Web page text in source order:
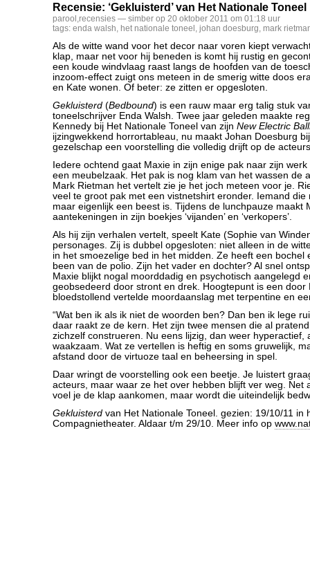
Recensie: ‘Gekluisterd’ van Het Nationale Toneel
parool ,recensies — simber op 20 oktober 2011 om 01:18 uur
tags: enda walsh, het nationale toneel , johan doesburg, mark
Als de witte wand voor het decor naar voren kiept
klap, maar net voor hij beneden is komt hij rustig en
een koude windvlaag raast langs de hoofden van de
inzoom-effect zuigt ons meteen in de smerig witte doos
en Kate wonen. Of beter: ze zitten er opgesloten.
Gekluisterd (Bedbound) is een rauw maar erg talig stuk
toneelschrijver Enda Walsh. Twee jaar geleden maakte
Kennedy bij Het Nationale Toneel van zijn New Electric
ijzingwekkend horrortableau, nu maakt Johan Doesburg
gezelschap een voorstelling die volledig drijft op de
Iedere ochtend gaat Maxie in zijn enige pak naar zijn
een meubelzaak. Het pak is nog klam van het wassen de
Mark Rietman het vertelt zie je het joch meteen voor je.
veel te groot pak met een vistnetshirt eronder. Iemand die
maar eigenlijk een beest is. Tijdens de lunchpauze maakt
aantekeningen in zijn boekjes ‘vijanden’ en ‘verkopers’.
Als hij zijn verhalen vertelt, speelt Kate (Sophie van
personages. Zij is dubbel opgesloten: niet alleen in de
in het smoezelige bed in het midden. Ze heeft een bochel
been van de polio. Zijn het vader en dochter? Al snel
Maxie blijkt nogal moorddadig en psychotisch aangelegd
geobsedeerd door stront en drek. Hoogtepunt is een door
bloedstollend vertelde moordaanslag met terpentine en
“Wat ben ik als ik niet de woorden ben? Dan ben ik lege
daar raakt ze de kern. Het zijn twee mensen die al
zichzelf construeren. Nu eens lijzig, dan weer hyperactief,
waakzaam. Wat ze vertellen is heftig en soms gruwelijk,
afstand door de virtuoze taal en beheersing in spel.
Daar wringt de voorstelling ook een beetje. Je luistert
acteurs, maar waar ze het over hebben blijft ver weg. Net
voel je de klap aankomen, maar wordt die uiteindelijk
Gekluisterd van Het Nationale Toneel. gezien: 19/10/11 in
Compagnietheater. Aldaar t/m 29/10. Meer info op